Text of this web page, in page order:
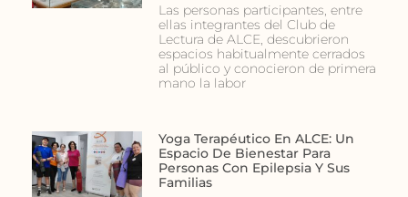
Las personas participantes, entre
ellas integrantes del Club de
Lectura de ALCE, descubrieron
espacios habitualmente cerrados
al público y conocieron de primera
mano la labor
Yoga Terapéutico En ALCE: Un
Espacio De Bienestar Para
Personas Con Epilepsia Y Sus
Familias